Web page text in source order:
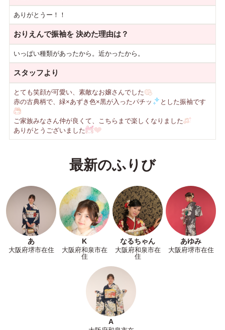
ありがとうー！！
おりえんで振袖を決めた理由は？
いっぱい種類があったから。近かったから。
スタッフより
とても笑顔が可愛い、素敵なお嬢さんでした
赤の古典柄で、緑×あずき色×黒が入ったパチッ
とした振袖です
ご家族みなさん仲が良くて、こちらまで楽しくなりました
ありがとうございました
最新のふりび
あ
大阪府堺市在住
K
大阪府和泉市在
住
なるちゃん
大阪府和泉市在
住
あゆみ
大阪府堺市在住
A